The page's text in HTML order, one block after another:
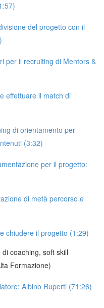
del progetto con il
per il recruiting di Mentors &
effettuare il match di
di orientamento per
(3:32)
per il progetto:
di metà percorso e
chiudere il progetto (1:29)
coaching, soft skill
Formazione)
Albino Ruperti (71:26)